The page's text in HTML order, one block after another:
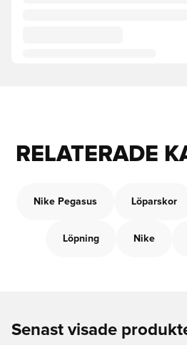
RELATERADE
Nike Pegasus Löparskor
Löpning Nike
Senast visade